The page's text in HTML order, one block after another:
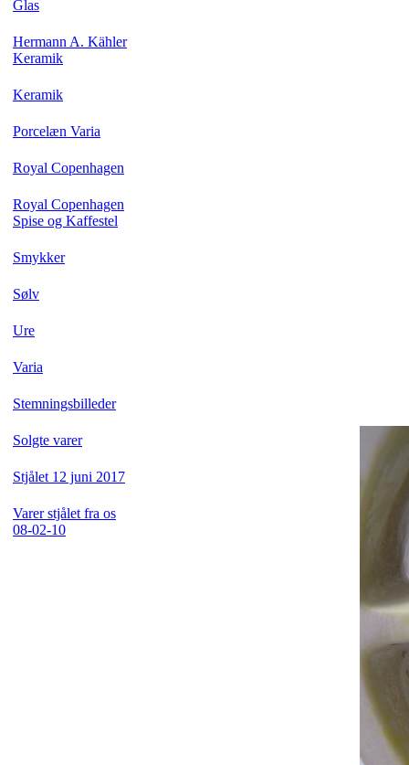
Glas
Hermann A. Kähler
Keramik
Keramik
Porcelæn Varia
Royal Copenhagen
Royal Copenhagen
Spise og Kaffestel
Smykker
Sølv
Ure
Varia
Stemningsbilleder
Solgte varer
Stjålet 12 juni 2017
Varer stjålet fra os
08-02-10